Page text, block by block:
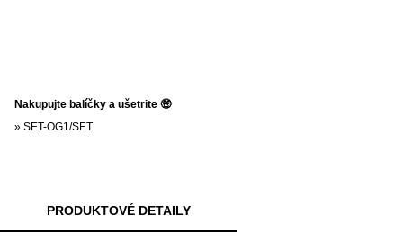
Nakupujte balíčky a ušetrite 🤑
» SET-OG1/SET
PRODUKTOVÉ DETAILY